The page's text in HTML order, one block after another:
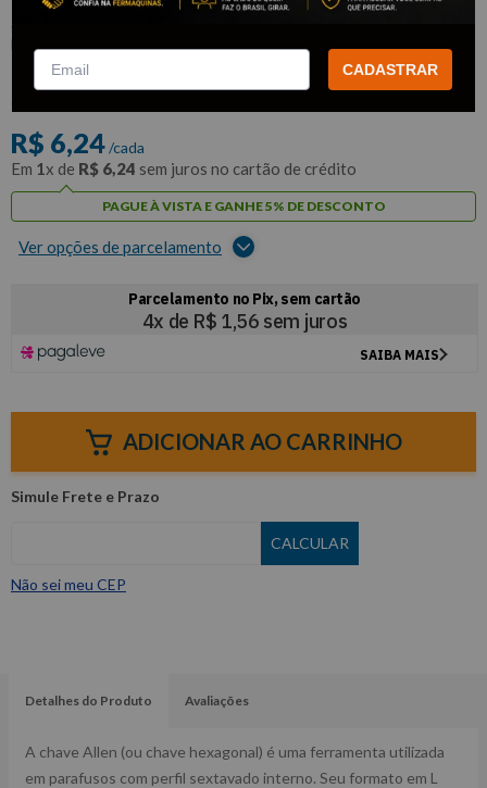
R$5
R$ 6,24/cada
Em 1x de R$ 6,24 sem juros no cartão de crédito
PAGUE À VISTA E GANHE 5% DE DESCONTO
Ver opções de parcelamento
ADICIONAR AO CARRINHO
Não sei meu CEP
Detalhes do Produto Avaliações
A chave Allen (ou chave hexagonal) é uma ferramenta utilizada
em parafusos com perfil sextavado interno. Seu formato em L
CADASTRAR